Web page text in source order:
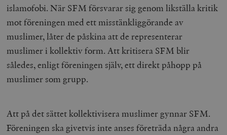
islamofobi. När SFM försvarar sig genom likställa kritik
mot föreningen med ett misstänkliggörande av
muslimer, låter de påskina att de representerar
muslimer i kollektiv form. Att kritisera SFM blir
således, enligt föreningen själv, ett direkt påhopp på
muslimer som grupp.
Att på det sättet kollektivisera muslimer gynnar SFM.
Föreningen ska givetvis inte anses företräda några andra